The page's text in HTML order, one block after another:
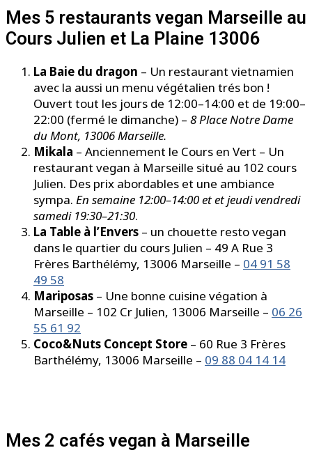
Mes 5 restaurants vegan Marseille au
Cours Julien et La Plaine 13006
La Baie du dragon – Un restaurant vietnamien
avec la aussi un menu végétalien trés bon !
Ouvert tout les jours de 12:00–14:00 et de 19:00–
22:00 (fermé le dimanche) – 8 Place Notre Dame
du Mont, 13006 Marseille.
Mikala – Anciennement le Cours en Vert – Un
restaurant vegan à Marseille situé au 102 cours
Julien. Des prix abordables et une ambiance
sympa. En semaine 12:00–14:00 et et jeudi vendredi
samedi 19:30–21:30.
La Table à l’Envers – un chouette resto vegan
dans le quartier du cours Julien – 49 A Rue 3
Frères Barthélémy, 13006 Marseille – 04 91 58
49 58
Mariposas – Une bonne cuisine végation à
Marseille – 102 Cr Julien, 13006 Marseille – 06 26
55 61 92
Coco&Nuts Concept Store – 60 Rue 3 Frères
Barthélémy, 13006 Marseille – 09 88 04 14 14
Mes 2 cafés vegan à Marseille